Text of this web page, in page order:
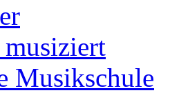
musiziert
Musikschule